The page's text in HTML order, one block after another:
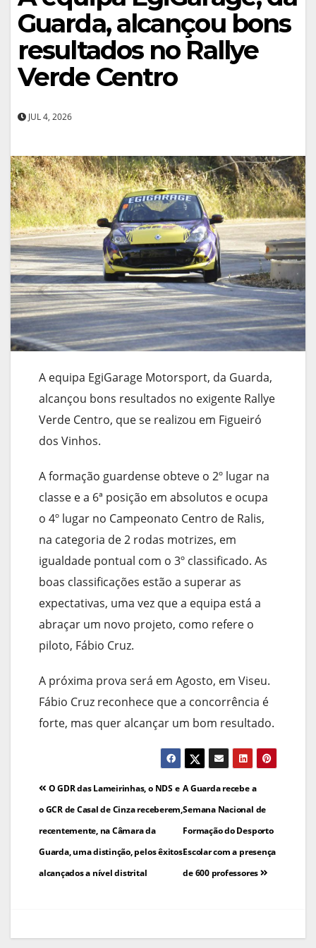
Guarda, alcançou bons
resultados no Rallye
Verde Centro
JUL 4, 2026
A equipa EgiGarage Motorsport, da Guarda,
alcançou bons resultados no exigente Rallye
Verde Centro, que se realizou em Figueiró
dos Vinhos.
A formação guardense obteve o 2º lugar na
classe e a 6ª posição em absolutos e ocupa
o 4º lugar no Campeonato Centro de Ralis,
na categoria de 2 rodas motrizes, em
igualdade pontual com o 3º classificado. As
boas classificações estão a superar as
expectativas, uma vez que a equipa está a
abraçar um novo projeto, como refere o
piloto, Fábio Cruz.
A próxima prova será em Agosto, em Viseu.
Fábio Cruz reconhece que a concorrência é
forte, mas quer alcançar um bom resultado.
Navegação
de
artigos
A Guarda recebe a
Semana Nacional de
Formação do Desporto
Escolar com a presença
de 600 professores
O GDR das Lameirinhas, o NDS e
o GCR de Casal de Cinza receberem,
recentemente, na Câmara da
Guarda, uma distinção, pelos êxitos
alcançados a nível distrital